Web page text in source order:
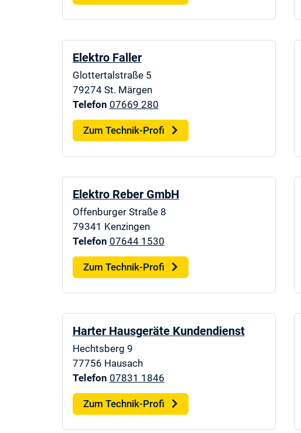
Elektro Faller
Glottertalstraße 5
79274 St. Märgen
Telefon 07669 280
Zum Technik-Profi
Elektro Reber GmbH
Offenburger Straße 8
79341 Kenzingen
Telefon 07644 1530
Zum Technik-Profi
Harter Hausgeräte Kundendienst
Hechtsberg 9
77756 Hausach
Telefon 07831 1846
Zum Technik-Profi